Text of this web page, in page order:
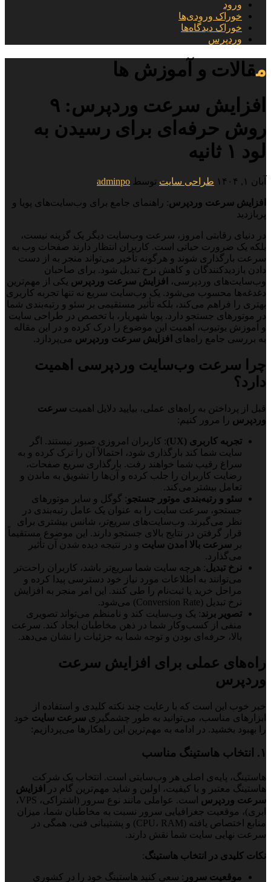
ورود
خوراک ورودی‌ها
خوراک دیدگاه‌ها
وردپرس
مقالات و آموزش ها
افزایش سرعت وردپرس: ۹
روش حرفه‌ای برای رسیدن به
لود ۱ ثانیه
آبان ۱, ۱۴۰۴ طراحی سایت توسط adminpo
افزایش سرعت وردپرس: راهنمای جامع برای وب‌سایت‌های پویا و
پربازدید
در دنیای رقابتی امروز، سرعت وب‌سایت دیگر یک گزینه نیست،
بلکه یک ضرورت حیاتی است. کاربران انتظار دارند صفحات وب به
سرعت بارگذاری شوند و هرگونه تأخیر می‌تواند منجر به از دست
دادن بازدیدکنندگان و کاهش نرخ تبدیل شود. برای صاحبان
وب‌سایت‌های وردپرسی،
افزایش سرعت وردپرس یکی از مهم‌ترین
دغدغه‌ها محسوب می‌شود. یک وب‌سایت سریع نه تنها تجربه کاربری
بهتری را فراهم می‌کند، بلکه تأثیر مستقیمی بر سئو و رتبه‌بندی شما
در موتورهای جستجو دارد. پویا شهریار، با تخصص در طراحی سایت
و آموزش یوتیوب، اهمیت این موضوع را درک کرده و در این مقاله
به بررسی جامع راه‌های افزایش سرعت وردپرس می‌پردازد.
چرا سرعت وب‌سایت وردپرسی اهمیت
دارد؟
قبل از پرداختن به راه‌های عملی، بیایید دلایل اهمیت سرعت
وردپرس را مرور کنیم:
تجربه کاربری (UX)
: کاربران امروزی صبور نیستند. اگر
سایت شما کند بارگذاری شود، احتمالاً آن را ترک کرده و به
سراغ رقیب شما خواهند رفت. بارگذاری سریع صفحات،
رضایت کاربران را جلب کرده و آن‌ها را تشویق به ماندن و
تعامل بیشتر می‌کند.
سئو و رتبه‌بندی موتور جستجو: گوگل و سایر موتورهای
جستجو، سرعت سایت را به عنوان یک عامل رتبه‌بندی در
نظر می‌گیرند. وب‌سایت‌های سریع‌تر، شانس بیشتری برای
قرار گرفتن در نتایج بالای جستجو دارند. این موضوع مستقیماً
بر سرعت بالا امدن سایت و در نتیجه دیده شدن آن تأثیر
می‌گذارد.
نرخ تبدیل: هرچه سایت شما سریع‌تر باشد، کاربران راحت‌تر
می‌توانند به اطلاعات مورد نیاز خود دسترسی پیدا کرده و
مراحل خرید یا ثبت‌نام را طی کنند. این امر منجر به افزایش
نرخ تبدیل (Conversion Rate) می‌شود.
تصویر برند: یک وب‌سایت کند و نامنظم می‌تواند تصویری
منفی از کسب‌وکار شما در ذهن مخاطبان ایجاد کند. سرعت
بالا، حرفه‌ای بودن و توجه شما به جزئیات را نشان می‌دهد.
راه‌های عملی برای افزایش سرعت
وردپرس
خبر خوب این است که با رعایت چند نکته کلیدی و استفاده از
ابزارهای مناسب، می‌توانید به طور چشمگیری سرعت سایت خود
را بهبود بخشید. در ادامه به مهم‌ترین این راهکارها می‌پردازیم:
۱. انتخاب هاستینگ مناسب
هاستینگ، پایه‌ی اصلی هر وب‌سایتی است. انتخاب یک شرکت
هاستینگ معتبر و با کیفیت، اولین و شاید مهم‌ترین گام در
افزایش
سرعت وردپرس
است. عواملی مانند نوع سرور (اشتراکی، VPS،
ابری)، موقعیت جغرافیایی سرور نسبت به مخاطبان شما، میزان
منابع اختصاص یافته (CPU، RAM) و پشتیبانی فنی، همگی در
سرعت نهایی سایت شما نقش دارند.
نکات کلیدی در انتخاب هاستینگ:
موقعیت سرور : سعی کنید هاستینگ خود را در کشوری